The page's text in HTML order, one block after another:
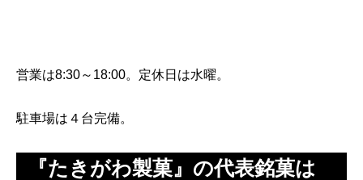
営業は8:30～18:00。定休日は水曜。
駐車場は４台完備。
『たきがわ製菓』の代表銘菓は